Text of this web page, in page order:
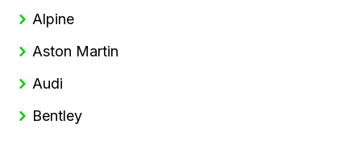
Alpine
Aston Martin
Audi
Bentley